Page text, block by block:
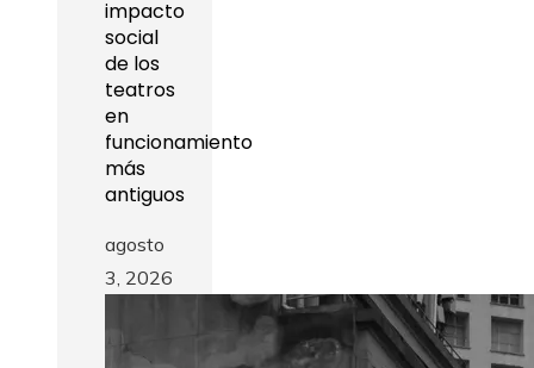
impacto
social
de los
teatros
en
funcionamiento
más
antiguos
agosto
3, 2026